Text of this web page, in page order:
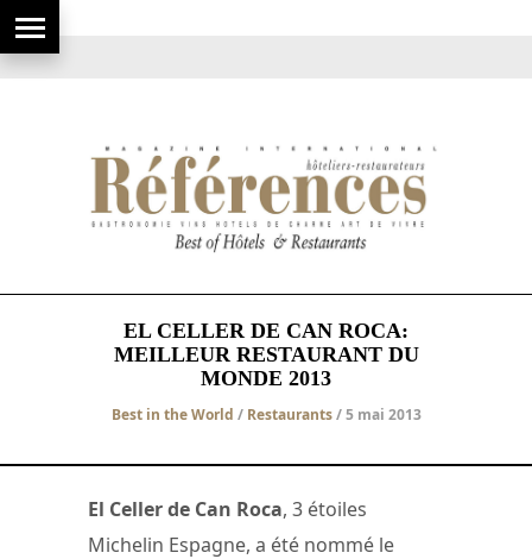
EL CELLER DE CAN ROCA:
MEILLEUR RESTAURANT DU
MONDE 2013
Best in the World / Restaurants/ 5 mai 2013
El Celler de Can Roca, 3 étoiles
Michelin Espagne, a été nommé le